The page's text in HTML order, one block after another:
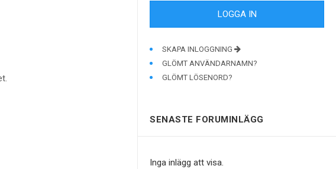
SKAPA INLOGGNING
GLÖMT ANVÄNDARNAMN?
GLÖMT LÖSENORD?
SENASTE FORUMINLÄGG
Inga inlägg att visa.